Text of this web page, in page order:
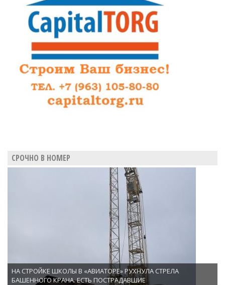
СРОЧНО В НОМЕР
НА СТРОЙКЕ ШКОЛЫ В «АВИАТОРЕ» РУХНУЛА СТРЕЛА
БАШЕННОГО КРАНА. ЕСТЬ ПОСТРАДАВШИЕ